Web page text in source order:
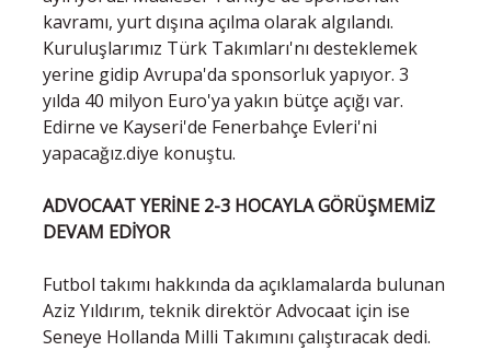
kavramı, yurt dışına açılma olarak algılandı.
Kuruluşlarımız Türk Takımları'nı desteklemek
yerine gidip Avrupa'da sponsorluk yapıyor. 3
yılda 40 milyon Euro'ya yakın bütçe açığı var.
Edirne ve Kayseri'de Fenerbahçe Evleri'ni
yapacağız.diye konuştu.
ADVOCAAT YERİNE 2-3 HOCAYLA GÖRÜŞMEMİZ
DEVAM EDİYOR
Futbol takımı hakkında da açıklamalarda bulunan
Aziz Yıldırım, teknik direktör Advocaat için ise
Seneye Hollanda Milli Takımını çalıştıracak dedi.